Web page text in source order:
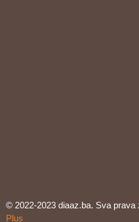
© 2022-2023 diaaz.ba. Sva prava
Plus